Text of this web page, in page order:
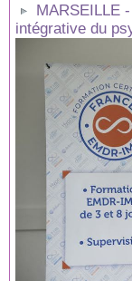
MARSEILLE
intégrative du